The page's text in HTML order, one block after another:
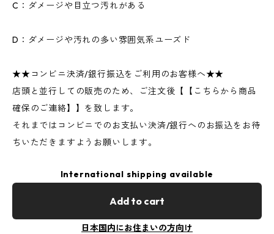
C：ダメージや目立つ汚れがある
D：ダメージや汚れの多い雰囲気系ユーズド
★★コンビニ決済/銀行振込をご利用のお客様へ★★
店頭と並行しての販売のため、ご注文後【【こちらから商品
確保のご連絡】】を致します。
それまではコンビニでのお支払い決済/銀行へのお振込をお待
ちいただきますようお願いします。
International shipping available
Add to cart
日本国内にお住まいの方向け